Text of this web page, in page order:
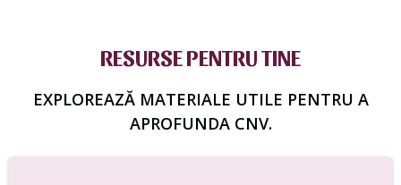
RESURSE PENTRU TINE
EXPLOREAZĂ MATERIALE UTILE PENTRU A
APROFUNDA CNV.